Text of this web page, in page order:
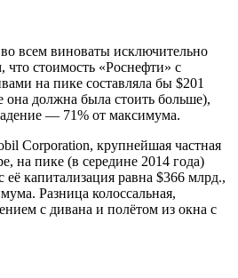
во всем виноваты исключительно
стоимость «Роснефти» с
на пике составляла бы $201
она должна была стоить больше),
— 71% от максимума.
Corporation, крупнейшая частная
на пике (в середине 2014 года)
её капитализация равна $366 млрд.,
Разница колоссальная,
с дивана и полётом из окна с